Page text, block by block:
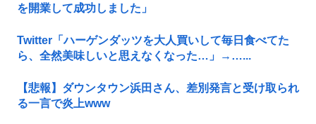
を開業して成功しました」
Twitter「ハーゲンダッツを大人買いして毎日食べてた
ら、全然美味しいと思えなくなった…」→…...
【悲報】ダウンタウン浜田さん、差別発言と受け取られ
る一言で炎上www